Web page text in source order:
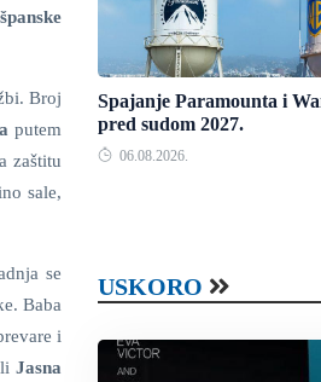
Broj
putem
zaštitu
sale,
se
Baba
i
Jasna
Spajanje Paramounta i
pred sudom 2027.
06.08.2026.
USKORO